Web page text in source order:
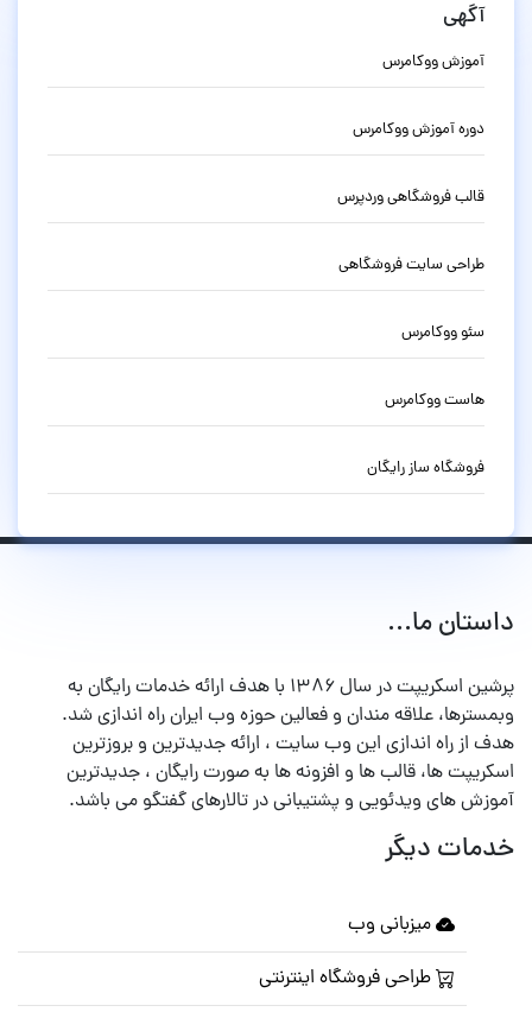
آگهی
آموزش ووکامرس
دوره آموزش ووکامرس
قالب فروشگاهی وردپرس
طراحی سایت فروشگاهی
سئو ووکامرس
هاست ووکامرس
فروشگاه ساز رایگان
داستان ما...
پرشین اسکریپت در سال ۱۳۸۶ با هدف ارائه خدمات رایگان به
وبمسترها، علاقه مندان و فعالین حوزه وب ایران راه اندازی شد.
هدف از راه اندازی این وب سایت ، ارائه جدیدترین و بروزترین
اسکریپت ها، قالب ها و افزونه ها به صورت رایگان ، جدیدترین
آموزش های ویدئویی و پشتیبانی در تالارهای گفتگو می باشد.
خدمات دیگر
میزبانی وب
طراحی فروشگاه اینترنتی